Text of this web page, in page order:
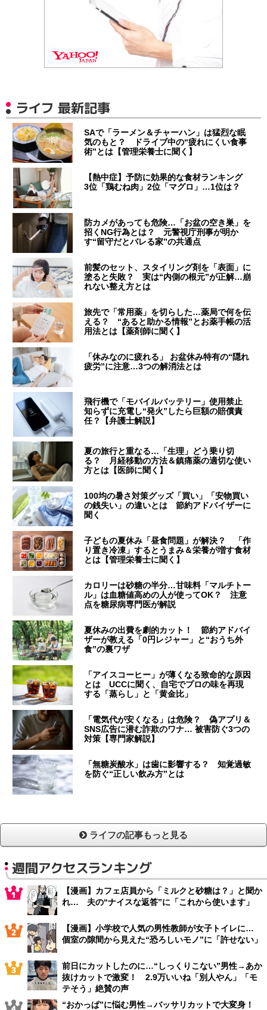
ライフ 最新記事
SAで「ラーメン＆チャーハン」は猛烈な眠
気のもと？ ドライブ中の“疲れにくい食事
術”とは【管理栄養士に聞く】
【熱中症】予防に効果的な食材ランキング
3位「鶏むね肉」2位「マグロ」…1位は？
防カメがあっても危険…「お盆の空き巣」を
招くNG行為とは？ 元警視庁刑事が明か
す“留守だとバレる家”の共通点
前髪のセット、スタイリング剤を「表面」に
塗ると失敗？ 実は“内側の根元”が正解…崩
れない整え方とは
旅先で「常用薬」を切らした…薬局で何を伝
える？ “あると助かる情報”とお薬手帳の活
用法とは【薬剤師に聞く】
「休みなのに疲れる」 お盆休み特有の“隠れ
疲労”に注意…3つの解消法とは
飛行機で「モバイルバッテリー」使用禁止
知らずに充電し“発火”したら巨額の賠償責
任？【弁護士解説】
夏の旅行と重なる…「生理」どう乗り切
る？ 月経移動の方法＆鎮痛薬の適切な使い
方とは【医師に聞く】
100均の暑さ対策グッズ「買い」「安物買い
の銭失い」の違いとは 節約アドバイザーに
聞く
子どもの夏休み「昼食問題」が解決？ 「作
り置き冷凍」するとうまみ＆栄養が増す食材
とは【管理栄養士に聞く】
カロリーは砂糖の半分…甘味料「マルチトー
ル」は血糖値高めの人が使ってOK？ 注意
点を糖尿病専門医が解説
夏休みの出費を劇的カット！ 節約アドバイ
ザーが教える「0円レジャー」と“おうち外
食”の裏ワザ
「アイスコーヒー」が薄くなる致命的な原因
とは UCCに聞く、自宅でプロの味を再現
する「蒸らし」と「黄金比」
「電気代が安くなる」は危険？ 偽アプリ＆
SNS広告に潜む詐欺のワナ… 被害防ぐ3つの
対策【専門家解説】
「無糖炭酸水」は歯に影響する？ 知覚過敏
を防ぐ“正しい飲み方”とは
ライフの記事もっと見る
週間アクセスランキング
【漫画】カフェ店員から「ミルクと砂糖は？」と聞か
れ… 夫の“ナイスな返答”に「これから使います」
【漫画】小学校で人気の男性教師が女子トイレに…
個室の隙間から見えた“恐ろしいモノ”に「許せない」
前日にカットしたのに…“しっくりこない”男性→あか
抜けカットで激変！ 2.9万いいね「別人やん」「モ
テそう」絶賛の声
“おかっぱ”に悩む男性→バッサリカットで大変身！